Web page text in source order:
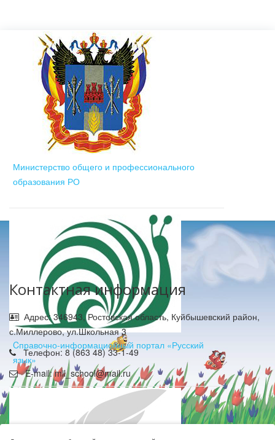
Министерство общего и профессионального
образования РО
Cправочно-информационный портал «Русский
язык»
Контактная информация
Адрес: 346943, Ростовская область, Куйбышевский район,
с.Миллерово, ул.Школьная 3
Телефон: 8 (863 48) 33-1-49
E-mail: mil_school@mail.ru